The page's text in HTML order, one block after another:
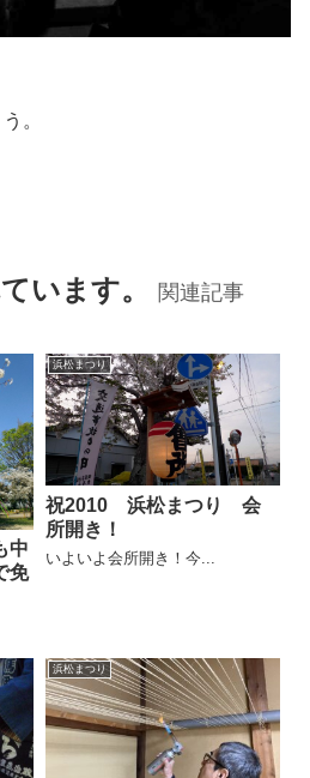
。
います。 関連記事
中
免
浜松まつり
祝2010 浜松まつり 会
所開き！
いよいよ会所開き！今...
浜松まつり